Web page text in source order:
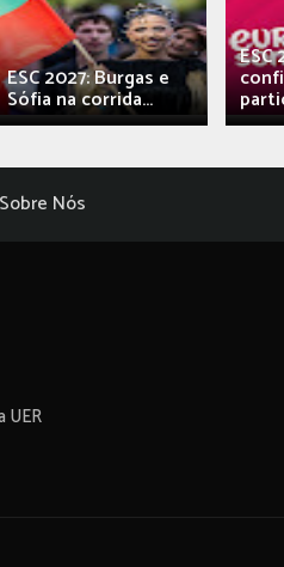
ESC 2027: Burgas e
Sófia na corrida...
ESC
Sobre Nós
UER